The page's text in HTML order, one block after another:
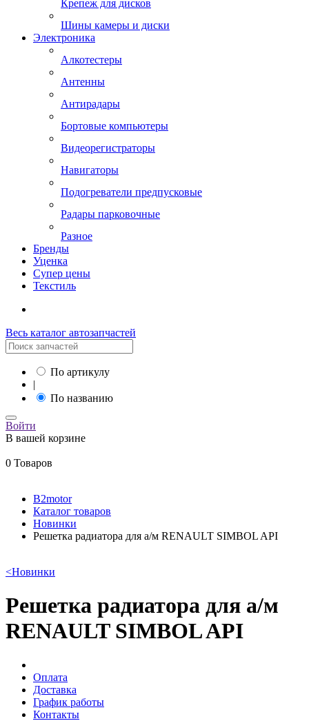
Крепеж для дисков
Шины камеры и диски
Электроника
Алкотестеры
Антенны
Антирадары
Бортовые компьютеры
Видеорегистраторы
Навигаторы
Подогреватели предпусковые
Радары парковочные
Разное
Бренды
Уценка
Супер цены
Текстиль
Весь каталог автозапчастей
По артикулу
|
По названию
Войти
В вашей корзине
0 Товаров
B2motor
Каталог товаров
Новинки
Решетка радиатора для а/м RENAULT SIMBOL API
<Новинки
Решетка радиатора для а/м
RENAULT SIMBOL API
Оплата
Доставка
График работы
Контакты